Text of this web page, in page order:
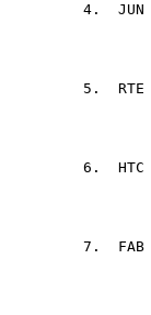
4. JUN
5. RTE
6. HTC
7. FAB